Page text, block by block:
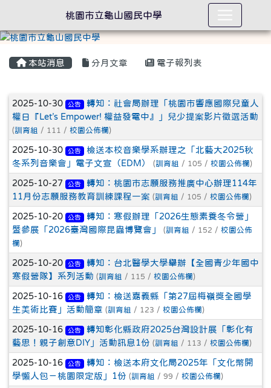
本站消息 分月文章 電子報列表
文章列表
2025-10-30 公告
轉知：社會局辦理「桃園市響應國際兒童人
權日『Let’s Empower! 權益發電中』」兒少提案影片徵選活動
(訓育組 / 111 / 校園公佈欄 )
2025-10-30 公告
檢送本校音樂學系辦理之「北藝大2025秋
冬系列音樂會」電子文宣（EDM）
(訓育組 / 105 / 校園公佈欄 )
2025-10-27 公告
轉知：桃園市志願服務推廣中心辦理114年
11月份志願服務教育訓練課程一案 (訓育組 / 105 / 校園公佈欄 )
2025-10-20 公告
轉知：寒假辦理「2026生態素養冬令營」
暨參展「2026臺灣國際昆蟲博覽會」
(訓育組 / 152 / 校園公佈
欄 )
2025-10-20 公告
轉知：台北醫學大學舉辦【全國青少年國中
寒假營隊】系列活動 (訓育組 / 115 / 校園公佈欄 )
2025-10-16 公告
轉知：檢送嘉義縣「第27屆梅嶺獎全國學
生美術比賽」活動簡章 (訓育組 / 123 / 校園公佈欄 )
2025-10-16 公告
轉知彰化縣政府2025台灣設計展「彰化有
藝思！親子創意DIY」活動訊息1份 (訓育組 / 113 / 校園公佈欄 )
2025-10-16 公告
轉知：檢送本府文化局2025年「文化幣開
學懶人包－桃園限定版」1份 (訓育組 / 99 / 校園公佈欄 )
桃園市立龜山國民中學